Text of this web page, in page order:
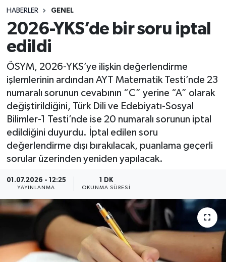
HABERLER GENEL
2026-YKS’de bir soru iptal
edildi
ÖSYM, 2026-YKS’ye ilişkin değerlendirme
işlemlerinin ardından AYT Matematik Testi’nde 23
numaralı sorunun cevabının “C” yerine “A” olarak
değiştirildiğini, Türk Dili ve Edebiyatı-Sosyal
Bilimler-1 Testi’nde ise 20 numaralı sorunun iptal
edildiğini duyurdu. İptal edilen soru
değerlendirme dışı bırakılacak, puanlama geçerli
sorular üzerinden yeniden yapılacak.
01.07.2026 - 12:25
YAYINLANMA
1 DK
OKUNMA SÜRESI
Spor
Teknoloji
Yaşam